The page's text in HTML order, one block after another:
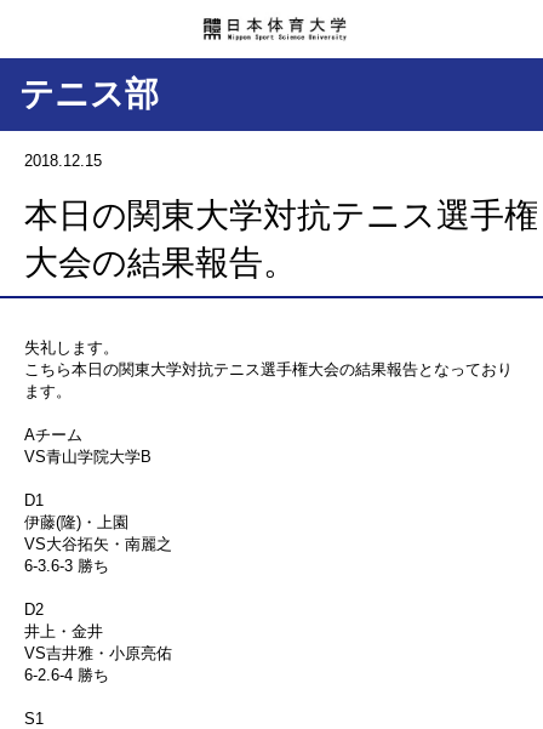
テニス部
2018.12.15
本日の関東大学対抗テニス選手権
大会の結果報告。
失礼します。
こちら本日の関東大学対抗テニス選手権大会の結果報告となっており
ます。
Aチーム
VS青山学院大学B
D1
伊藤(隆)・上園
VS大谷拓矢・南麗之
6-3.6-3 勝ち
D2
井上・金井
VS吉井雅・小原亮佑
6-2.6-4 勝ち
S1